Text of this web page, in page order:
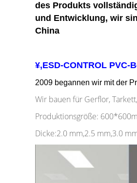
des Produkts
und Entwicklung, wir
China
¥,ESD-CONTROL PVC-
2009 begannen wir mit der
Wir bauen für Gerflor,
Produktionsgröße:
Dicke:2.0 mm,2.5 mm,3.0